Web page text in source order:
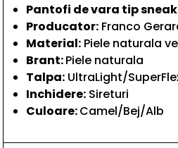
Pantofi de vara tip
Producator: Franco
Material: Piele naturala
Brant:Piele naturala
Talpa: UltraLight/
Inchidere: Sireturi
Culoare:Camel/Bej/Alb